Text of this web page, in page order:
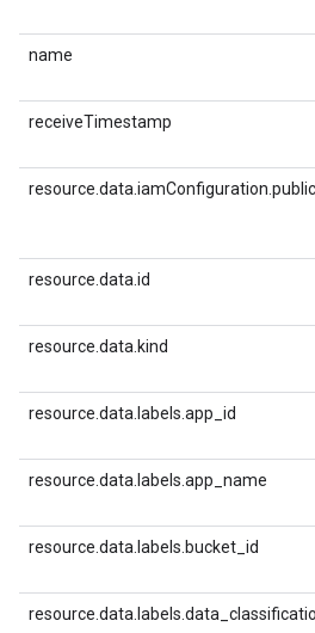
name
receiveTimestamp
resource.data.id
resource.data.kind
resource.data.labels.app_id
resource.data.labels.app_name
resource.data.labels.bucket_id